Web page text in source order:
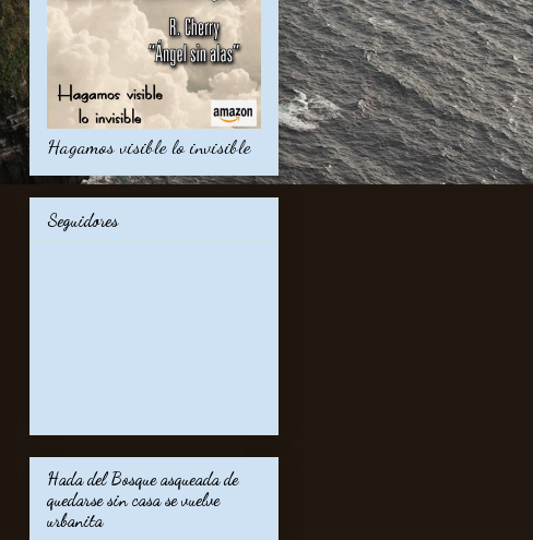
Hagamos visible lo invisible
Seguidores
Hada del Bosque asqueada de
quedarse sin casa se vuelve
urbanita